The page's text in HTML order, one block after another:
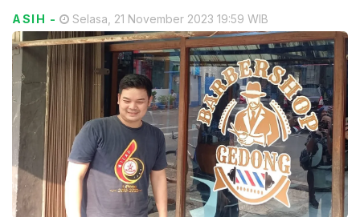
ASIH - Selasa, 21 November 2023 19:59 WIB